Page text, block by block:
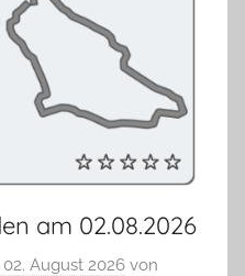
am 02.08.2026
August 2026 von